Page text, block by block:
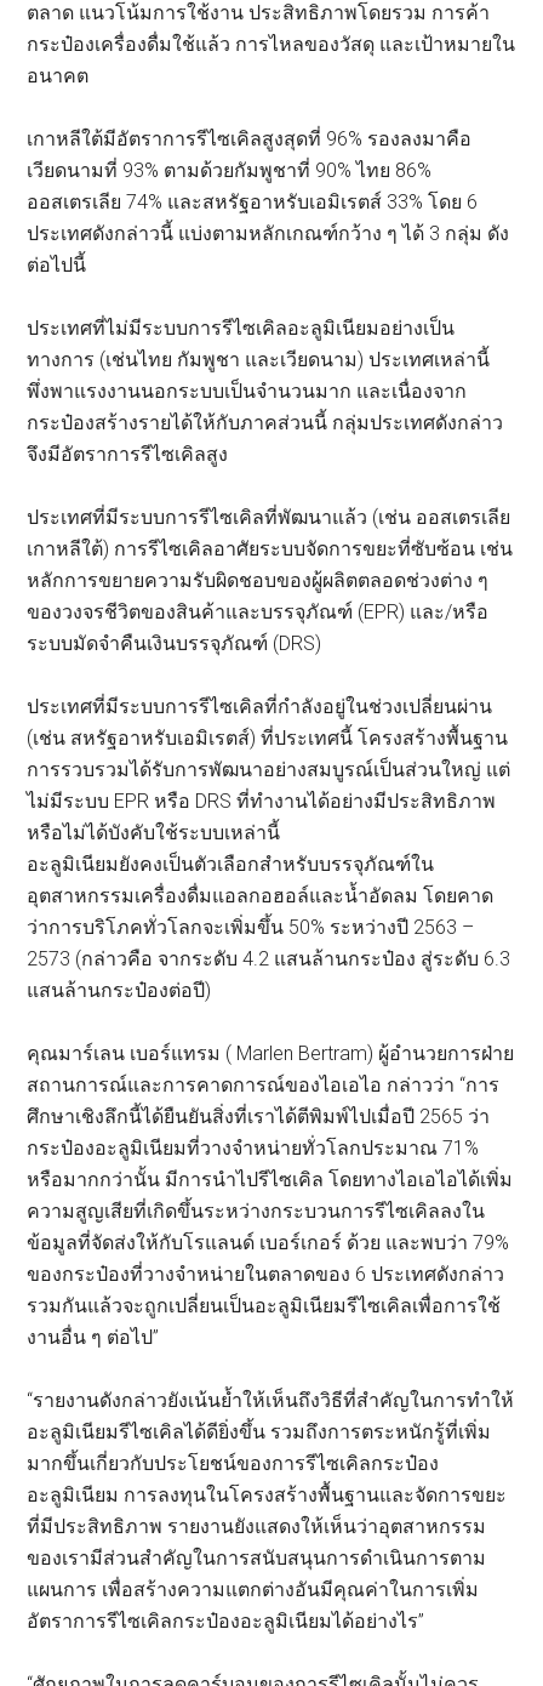
ตลาด แนวโน้มการใช้งาน ประสิทธิภาพโดยรวม การค้า
กระป๋องเครื่องดื่มใช้แล้ว การไหลของวัสดุ และเป้าหมายใน
อนาคต
เกาหลีใต้มีอัตราการรีไซเคิลสูงสุดที่ 96% รองลงมาคือ
เวียดนามที่ 93% ตามด้วยกัมพูชาที่ 90% ไทย 86%
ออสเตรเลีย 74% และสหรัฐอาหรับเอมิเรตส์ 33% โดย 6
ประเทศดังกล่าวนี้ แบ่งตามหลักเกณฑ์กว้าง ๆ ได้ 3 กลุ่ม ดัง
ต่อไปนี้
ประเทศที่ไม่มีระบบการรีไซเคิลอะลูมิเนียมอย่างเป็น
ทางการ (เช่นไทย กัมพูชา และเวียดนาม) ประเทศเหล่านี้
พึ่งพาแรงงานนอกระบบเป็นจำนวนมาก และเนื่องจาก
กระป๋องสร้างรายได้ให้กับภาคส่วนนี้ กลุ่มประเทศดังกล่าว
จึงมีอัตราการรีไซเคิลสูง
ประเทศที่มีระบบการรีไซเคิลที่พัฒนาแล้ว (เช่น ออสเตรเลีย
เกาหลีใต้) การรีไซเคิลอาศัยระบบจัดการขยะที่ซับซ้อน เช่น
หลักการขยายความรับผิดชอบของผู้ผลิตตลอดช่วงต่าง ๆ
ของวงจรชีวิตของสินค้าและบรรจุภัณฑ์ (EPR) และ/หรือ
ระบบมัดจำคืนเงินบรรจุภัณฑ์ (DRS)
ประเทศที่มีระบบการรีไซเคิลที่กำลังอยู่ในช่วงเปลี่ยนผ่าน
(เช่น สหรัฐอาหรับเอมิเรตส์) ที่ประเทศนี้ โครงสร้างพื้นฐาน
การรวบรวมได้รับการพัฒนาอย่างสมบูรณ์เป็นส่วนใหญ่ แต่
ไม่มีระบบ EPR หรือ DRS ที่ทำงานได้อย่างมีประสิทธิภาพ
หรือไม่ได้บังคับใช้ระบบเหล่านี้
อะลูมิเนียมยังคงเป็นตัวเลือกสำหรับบรรจุภัณฑ์ใน
อุตสาหกรรมเครื่องดื่มแอลกอฮอล์และน้ำอัดลม โดยคาด
ว่าการบริโภคทั่วโลกจะเพิ่มขึ้น 50% ระหว่างปี 2563 –
2573 (กล่าวคือ จากระดับ 4.2 แสนล้านกระป๋อง สู่ระดับ 6.3
แสนล้านกระป๋องต่อปี)
คุณมาร์เลน เบอร์แทรม ( Marlen Bertram) ผู้อำนวยการฝ่าย
สถานการณ์และการคาดการณ์ของไอเอไอ กล่าวว่า “การ
ศึกษาเชิงลึกนี้ได้ยืนยันสิ่งที่เราได้ตีพิมพ์ไปเมื่อปี 2565 ว่า
กระป๋องอะลูมิเนียมที่วางจำหน่ายทั่วโลกประมาณ 71%
หรือมากกว่านั้น มีการนำไปรีไซเคิล โดยทางไอเอไอได้เพิ่ม
ความสูญเสียที่เกิดขึ้นระหว่างกระบวนการรีไซเคิลลงใน
ข้อมูลที่จัดส่งให้กับโรแลนด์ เบอร์เกอร์ ด้วย และพบว่า 79%
ของกระป๋องที่วางจำหน่ายในตลาดของ 6 ประเทศดังกล่าว
รวมกันแล้วจะถูกเปลี่ยนเป็นอะลูมิเนียมรีไซเคิลเพื่อการใช้
งานอื่น ๆ ต่อไป”
“รายงานดังกล่าวยังเน้นย้ำให้เห็นถึงวิธีที่สำคัญในการทำให้
อะลูมิเนียมรีไซเคิลได้ดียิ่งขึ้น รวมถึงการตระหนักรู้ที่เพิ่ม
มากขึ้นเกี่ยวกับประโยชน์ของการรีไซเคิลกระป๋อง
อะลูมิเนียม การลงทุนในโครงสร้างพื้นฐานและจัดการขยะ
ที่มีประสิทธิภาพ รายงานยังแสดงให้เห็นว่าอุตสาหกรรม
ของเรามีส่วนสำคัญในการสนับสนุนการดำเนินการตาม
แผนการ เพื่อสร้างความแตกต่างอันมีคุณค่าในการเพิ่ม
อัตราการรีไซเคิลกระป๋องอะลูมิเนียมได้อย่างไร”